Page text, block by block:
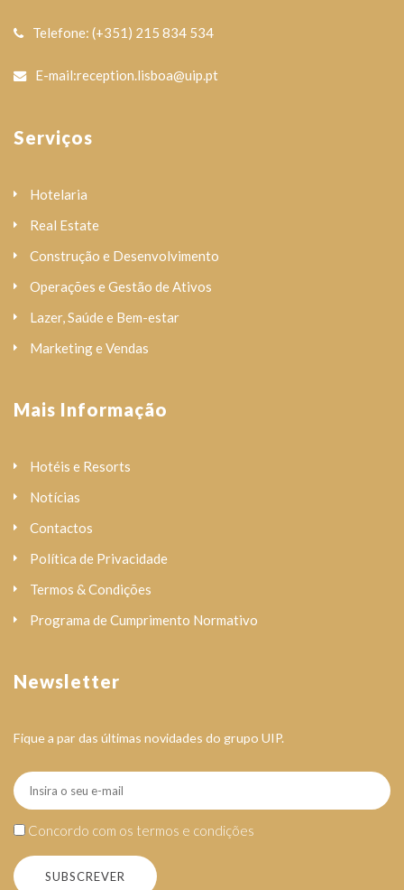
Telefone: (+351) 215 834 534
E-mail:reception.lisboa@uip.pt
Serviços
Hotelaria
Real Estate
Construção e Desenvolvimento
Operações e Gestão de Ativos
Lazer, Saúde e Bem-estar
Marketing e Vendas
Mais Informação
Hotéis e Resorts
Notícias
Contactos
Política de Privacidade
Termos & Condições
Programa de Cumprimento Normativo
Newsletter
Fique a par das últimas novidades do grupo UIP.
Concordo com os termos e condições
SUBSCREVER